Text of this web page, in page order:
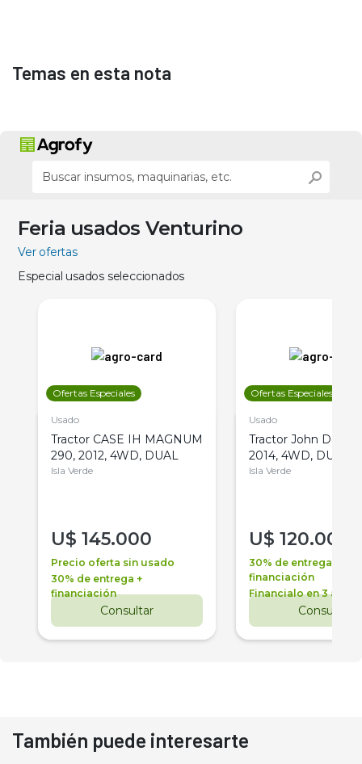
Temas en esta nota
Feria usados Venturino
Ver ofertas
Especial usados seleccionados
Ofertas Especiales
Usado
Tractor CASE IH MAGNUM
290, 2012, 4WD, DUAL
Isla Verde
U$ 145.000
Precio oferta sin usado
30% de entrega +
financiación
Consultar
Ofertas Especiales
Usado
Tractor John Deere
2014, 4WD, DUAL
Isla Verde
U$ 120.000
30% de entrega +
financiación
Financialo en 3 años
Consultar
También puede interesarte